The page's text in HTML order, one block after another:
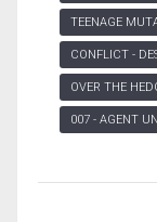
TEENAGE
CONFLICT -
OVER THE
007 - AGENT